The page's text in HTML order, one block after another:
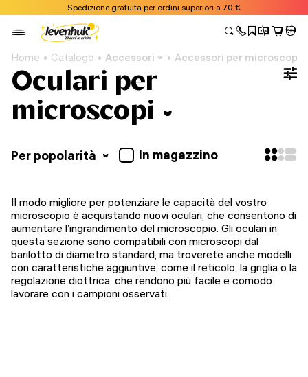
Spedizione gratuita per ordini superiori a 70 €
Home Catalogo Accessori Accessori per microscopi
Oculari per
microscopi
Per popolarità In magazzino
Il modo migliore per potenziare le capacità del vostro
microscopio è acquistando nuovi oculari, che consentono di
aumentare l’ingrandimento del microscopio. Gli oculari in
questa sezione sono compatibili con microscopi dal
barilotto di diametro standard, ma troverete anche modelli
con caratteristiche aggiuntive, come il reticolo, la griglia o la
regolazione diottrica, che rendono più facile e comodo
lavorare con i campioni osservati.